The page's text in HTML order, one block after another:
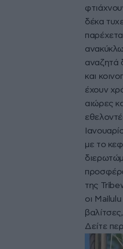
δέκα
αναζητά
και
έχουν
αιώρες
με το
της
οι
Δείτε